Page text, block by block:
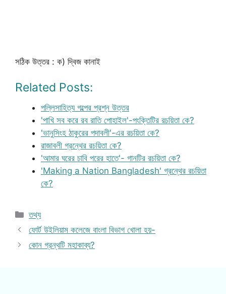
সঠিক উত্তর : ক) দ্বিজ কানাই
Related Posts:
পল্লিসাহিত্য গল্পের প্রশ্ন উত্তর
'পাখি সব করে রব রাতি পোহাইল'-পংক্তিটির রচয়িতা কে?
'ভানুসিংহ ঠাকুরের পদাবলী'-এর রচয়িতা কে?
রাজাবলী গ্রন্থের রচয়িতা কে?
'আমার ঘরের চাবি পরের হাতে'- গানটির রচয়িতা কে?
'Making a Nation Bangladesh' গ্রন্থের রচয়িতা
কে?
Categories
তথ্য
ফোর্ট উইলিয়াম কলেজে বাংলা বিভাগ খোলা হয়-
কোন গ্রন্থটি মহাকাব্য?